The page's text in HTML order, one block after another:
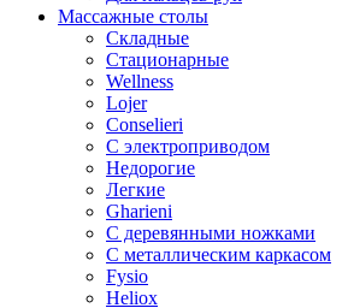
Массажные столы
Складные
Стационарные
Wellness
Lojer
Conselieri
С электроприводом
Недорогие
Легкие
Gharieni
С деревянными ножками
С металлическим каркасом
Fysio
Heliox